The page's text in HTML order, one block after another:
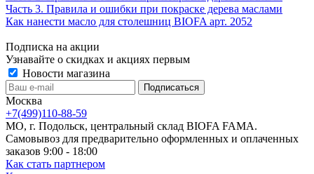
Часть 3. Правила и ошибки при покраске дерева маслами
Как нанести масло для столешниц BIOFA арт. 2052
Подписка на акции
Узнавайте о скидках и акциях первым
Новости магазина
Москва
+7(499)110-88-59
МО, г. Подольск, центральный склад BIOFA FAMA.
Самовывоз для предварительно оформленных и оплаченных
заказов 9:00 - 18:00
Как стать партнером